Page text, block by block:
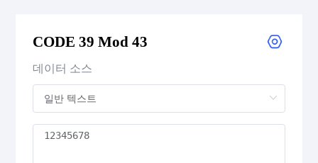
CODE 39 Mod 43
CODE 93
Codabar
CODE 39 Mod 43
데이터 소스